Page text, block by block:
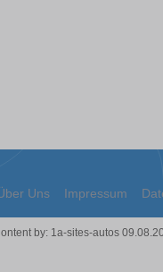
Uns Impressum
by: 1a-sites-autos